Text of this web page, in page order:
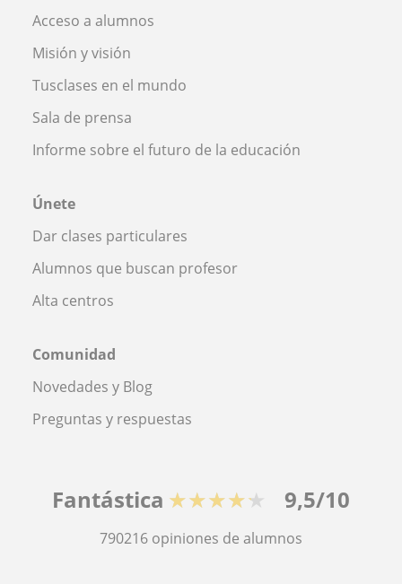
Acceso a alumnos
Misión y visión
Tusclases en el mundo
Sala de prensa
Informe sobre el futuro de la educación
Únete
Dar clases particulares
Alumnos que buscan profesor
Alta centros
Comunidad
Novedades y Blog
Preguntas y respuestas
Fantástica ★★★★★ 9,5/10
790216 opiniones de alumnos